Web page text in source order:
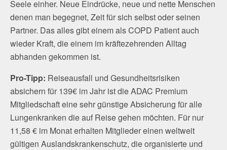
Seele einher. Neue Eindrücke, neue und nette Menschen
denen man begegnet, Zeit für sich selbst oder seinen
Partner. Das alles gibt einem als COPD Patient auch
wieder Kraft, die einem im kräftezehrenden Alltag
abhanden gekommen ist.
Pro-Tipp: Reiseausfall und Gesundheitsrisiken
absichern für 139€ im Jahr ist die ADAC Premium
Mitgliedschaft eine sehr günstige Absicherung für alle
Lungenkranken die auf Reise gehen möchten. Für nur
11,58 € im Monat erhalten Mitglieder einen weltweit
gültigen Auslandskrankenschutz, die organisierte und